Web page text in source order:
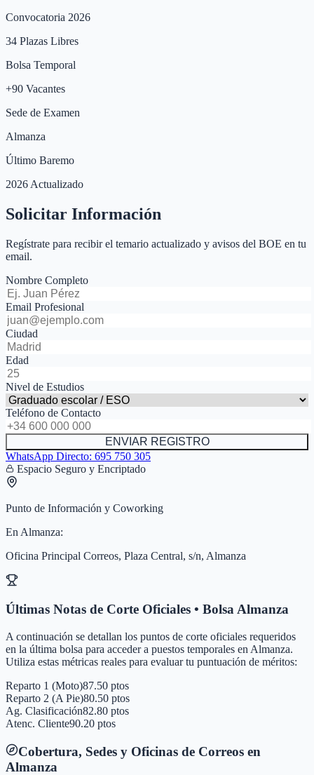
Convocatoria 2026
34 Plazas Libres
Bolsa Temporal
+90 Vacantes
Sede de Examen
Almanza
Último Baremo
2026 Actualizado
Solicitar Información
Regístrate para recibir el temario actualizado y avisos del BOE en tu
email.
Nombre Completo
Email Profesional
Ciudad
Edad
Nivel de Estudios
Teléfono de Contacto
ENVIAR REGISTRO
WhatsApp Directo: 695 750 305
Espacio Seguro y Encriptado
Punto de Información y Coworking
En Almanza:
Oficina Principal Correos, Plaza Central, s/n, Almanza
Últimas Notas de Corte Oficiales • BolsaAlmanza
A continuación se detallan los puntos de corte oficiales requeridos
en la última bolsa para acceder a puestos temporales en Almanza.
Utiliza estas métricas reales para evaluar tu puntuación de méritos:
Reparto 1 (Moto)87.50 ptos
Reparto 2 (A Pie)80.50 ptos
Ag. Clasificación82.80 ptos
Atenc. Cliente90.20 ptos
Cobertura, Sedes y Oficinas de Correos en
Almanza